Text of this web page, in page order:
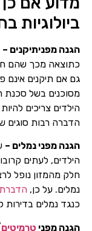
ביולוגיות
הגנה מפניתיקנים –
כתוצאה מכך שהם
גם אם תיקנים אינם
מסוכנים בשל סכנת
הילדים צריכים
הדברה רבות סוגים
הגנה מפני נמלים –
הילדים, לעתים
חלק מהמזון נופל
נמלים. על כן,
כנגד נמלים בדירות
הגנה מפני טרמיטים